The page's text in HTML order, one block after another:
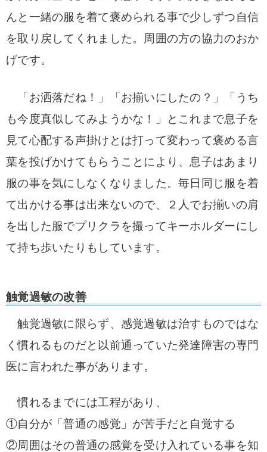
んと一緒の服を着て褒められる事で少しずつ自信
を取り戻してくれました。周囲の方の協力のおか
げです。
「お洒落だね！」「お揃いにしたの？」「うち
も今度真似してみようかな！」とこれまで息子を
見て心配する声掛けとは打って変わって褒める言
葉を投げかけてもらうことにより、息子はあまり
服の事を気にしなくなりました。毎日同じ服を着
て出かける事は出来ないので、２人でお揃いの肩
を出した服でプリクラを撮ってキーホルダーにし
て持ち歩いたりもしています。
触覚過敏の改善
触覚過敏に限らず、感覚過敏は治すものではな
く慣れるものだと以前通っていた発達障害の専門
医に言われた事があります。
慣れるまでには工程があり、
①自分が「普通の感覚」が苦手だと自覚する
②周囲はその普通の感覚を受け入れている事を知